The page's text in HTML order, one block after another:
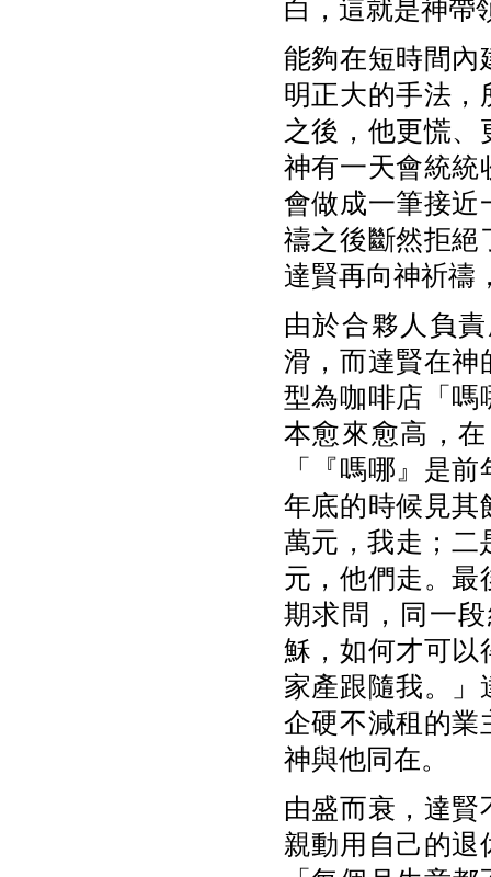
白，這就是神帶
能夠在短時間內
明正大的手法，
之後，他更慌
神有一天會統統
會做成一筆接近
禱之後斷然拒絕
達賢再向神祈禱
由於合夥人負
滑，而達賢在神
型為咖啡店「嗎
本愈來愈高，
「『嗎哪』是
年底的時候見其
萬元，我走；二
元，他們走。最
期求問，同一
穌，如何才可以
家產跟隨我。」
企硬不減租的業
神與他同在。
由盛而衰，達
親動用自己的退